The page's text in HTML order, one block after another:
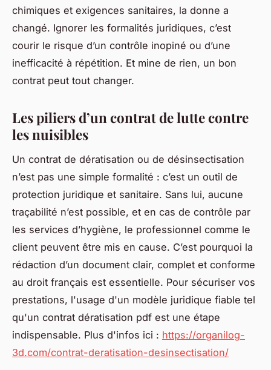
chimiques et exigences sanitaires, la donne a
changé. Ignorer les formalités juridiques, c’est
courir le risque d’un contrôle inopiné ou d’une
inefficacité à répétition. Et mine de rien, un bon
contrat peut tout changer.
Les piliers d’un contrat de lutte contre
les nuisibles
Un contrat de dératisation ou de désinsectisation
n’est pas une simple formalité : c’est un outil de
protection juridique et sanitaire. Sans lui, aucune
traçabilité n’est possible, et en cas de contrôle par
les services d’hygiène, le professionnel comme le
client peuvent être mis en cause. C’est pourquoi la
rédaction d’un document clair, complet et conforme
au droit français est essentielle. Pour sécuriser vos
prestations, l'usage d'un modèle juridique fiable tel
qu'un contrat dératisation pdf est une étape
indispensable. Plus d'infos ici : https://organilog-
3d.com/contrat-deratisation-desinsectisation/